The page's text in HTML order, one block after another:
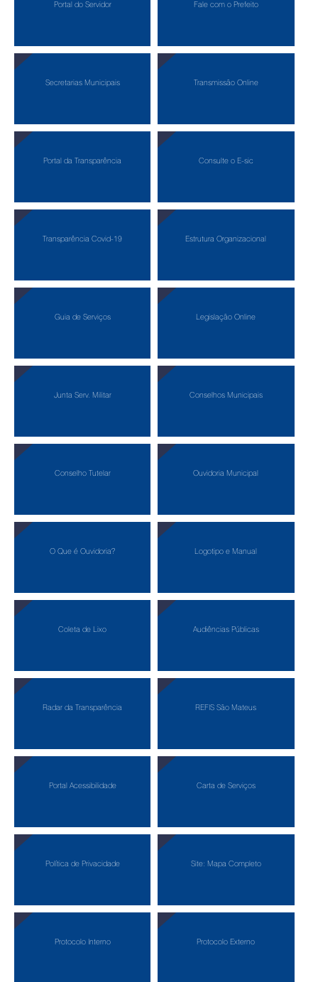
Portal do Servidor Fale com o Prefeito
Secretarias Municipais Transmissão Online
Portal da Transparência Consulte o E-sic
Transparência Covid-19 Estrutura Organizacional
Guia de Serviços Legislação Online
Junta Serv. Militar Conselhos Municipais
Conselho Tutelar Ouvidoria Municipal
O Que é Ouvidoria? Logotipo e Manual
Coleta de Lixo Audiências Públicas
Radar da Transparência REFIS São Mateus
Portal Acessibilidade Carta de Serviços
Política de Privacidade Site: Mapa Completo
Protocolo Interno Protocolo Externo